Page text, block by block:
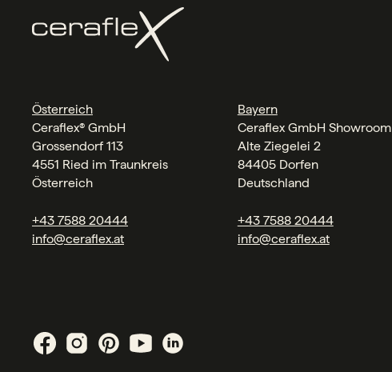
Österreich
Ceraflex® GmbH
Grossendorf 113
4551 Ried im Traunkreis
Österreich
+43 7588 20444
info@ceraflex.at
Bayern
Ceraflex GmbH Showroom
Alte Ziegelei 2
84405 Dorfen
Deutschland
+43 7588 20444
info@ceraflex.at